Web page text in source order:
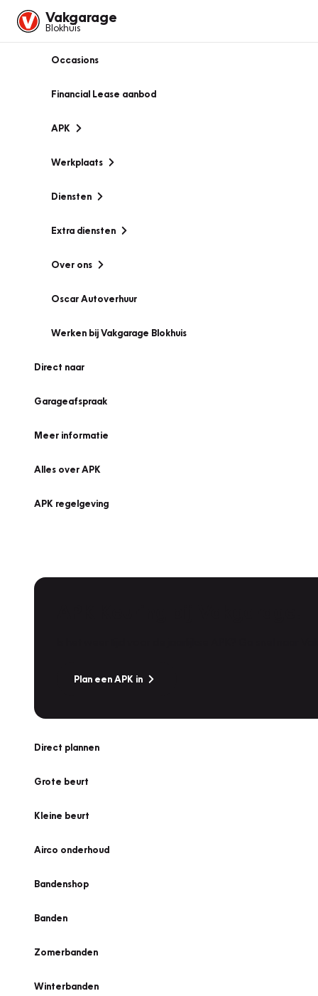
Vakgarage
Blokhuis
Occasions
Financial Lease aanbod
APK
Werkplaats
Diensten
Extra diensten
Over ons
Oscar Autoverhuur
Werken bij Vakgarage Blokhuis
Direct naar
Garageafspraak
Meer informatie
Alles over APK
APK regelgeving
Plan een APK in
Direct plannen
Grote beurt
Kleine beurt
Airco onderhoud
Bandenshop
Banden
Zomerbanden
Winterbanden